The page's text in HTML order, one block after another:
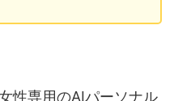
性専用のAIパーソナル